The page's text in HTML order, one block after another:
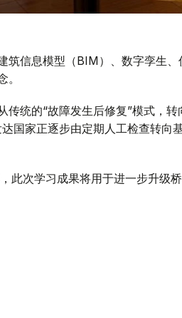
信息模型（BIM）、数字孪生、
统的“故障发生后修复”模式，转
国家正逐步由定期人工检查转向
此次学习成果将用于进一步升级